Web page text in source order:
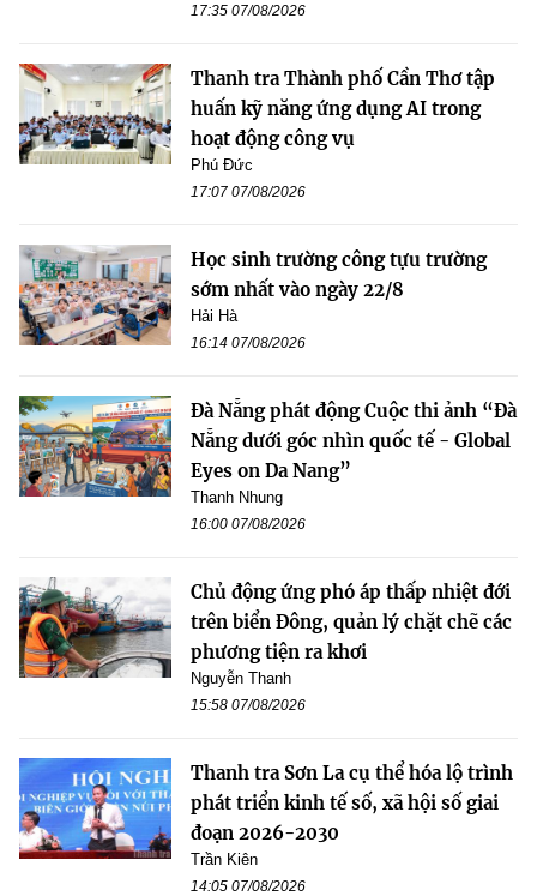
17:35 07/08/2026
Thanh tra Thành phố Cần Thơ tập
huấn kỹ năng ứng dụng AI trong
hoạt động công vụ
Phú Đức
17:07 07/08/2026
Học sinh trường công tựu trường
sớm nhất vào ngày 22/8
Hải Hà
16:14 07/08/2026
Đà Nẵng phát động Cuộc thi ảnh “Đà
Nẵng dưới góc nhìn quốc tế - Global
Eyes on Da Nang”
Thanh Nhung
16:00 07/08/2026
Chủ động ứng phó áp thấp nhiệt đới
trên biển Đông, quản lý chặt chẽ các
phương tiện ra khơi
Nguyễn Thanh
15:58 07/08/2026
Thanh tra Sơn La cụ thể hóa lộ trình
phát triển kinh tế số, xã hội số giai
đoạn 2026-2030
Trần Kiên
14:05 07/08/2026